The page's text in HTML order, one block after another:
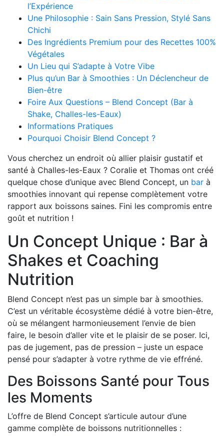
l’Expérience
Une Philosophie : Sain Sans Pression, Stylé Sans
Chichi
Des Ingrédients Premium pour des Recettes 100%
Végétales
Un Lieu qui S’adapte à Votre Vibe
Plus qu’un Bar à Smoothies : Un Déclencheur de
Bien-être
Foire Aux Questions – Blend Concept (Bar à
Shake, Challes-les-Eaux)
Informations Pratiques
Pourquoi Choisir Blend Concept ?
Vous cherchez un endroit où allier plaisir gustatif et
santé à Challes-les-Eaux ? Coralie et Thomas ont créé
quelque chose d’unique avec Blend Concept, un bar à
smoothies innovant qui repense complètement votre
rapport aux boissons saines. Fini les compromis entre
goût et nutrition !
Un Concept Unique : Bar à
Shakes et Coaching
Nutrition
Blend Concept n’est pas un simple bar à smoothies.
C’est un véritable écosystème dédié à votre bien-être,
où se mélangent harmonieusement l’envie de bien
faire, le besoin d’aller vite et le plaisir de se poser. Ici,
pas de jugement, pas de pression – juste un espace
pensé pour s’adapter à votre rythme de vie effréné.
Des Boissons Santé pour Tous
les Moments
L’offre de Blend Concept s’articule autour d’une
gamme complète de boissons nutritionnelles :